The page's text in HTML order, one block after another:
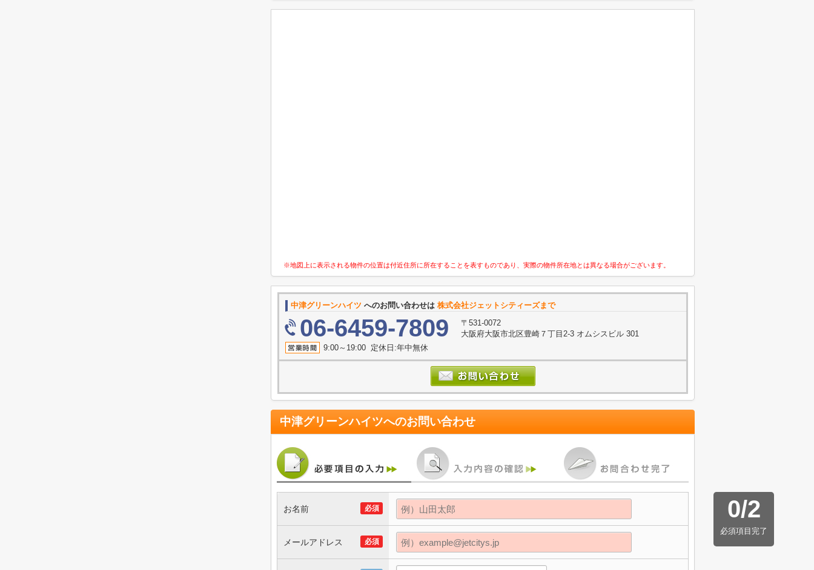
※地図上に表示される物件の位置は付近住所に所在することを表すものであり、実際の物件所在地とは異なる場合がございます。
中津グリーンハイツ へのお問い合わせは 株式会社ジェットシティーズまで
06-6459-7809
〒531-0072
大阪府大阪市北区豊崎７丁目2-3 オムシスビル 301
9:00～19:00 定休日:年中無休
中津グリーンハイツへのお問い合わせ
0/2
必須項目完了
必須
お名前
必須
メールアドレス